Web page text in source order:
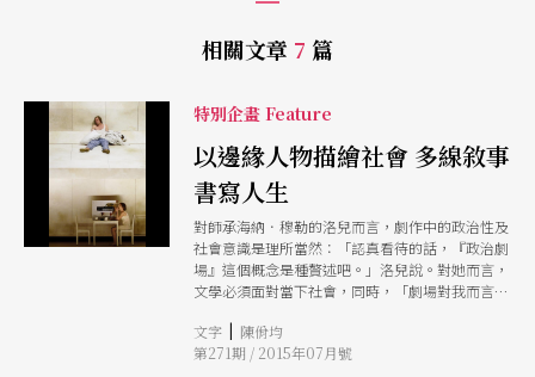
相關文章 7 篇
特別企畫 Feature
以邊緣人物描繪社會 多線敘事
書寫人生
對師承海納．穆勒的洛兒而言，劇作中的政治性及
社會意識是理所當然：「認真看待的話，『政治劇
場』這個概念是種贅述吧。」洛兒說。對她而言，
文學必須面對當下社會，同時，「劇場對我而言是
掌握劇作家的武器語言，以出乎意料的敘事與人物
對社會提問。
文字 | 陳佾均
第271期 / 2015年07月號